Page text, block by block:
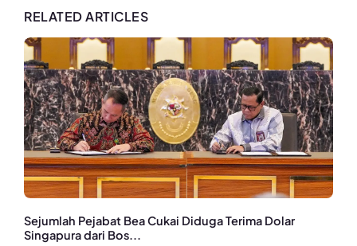
RELATED ARTICLES
Sejumlah Pejabat Bea Cukai Diduga Terima Dolar
Singapura dari Bos...